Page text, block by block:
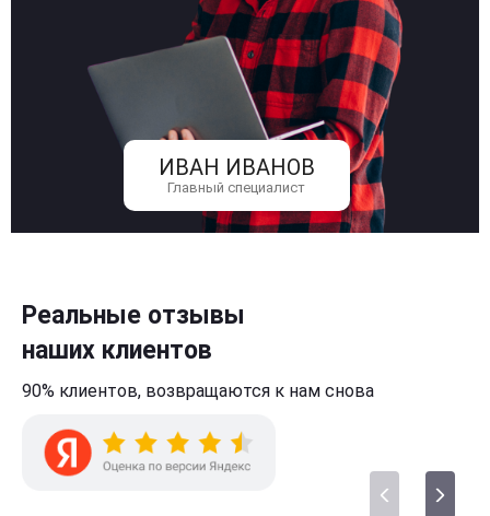
ИВАН ИВАНОВ
Главный специалист
Реальные отзывы
наших клиентов
90% клиентов, возвращаются к нам снова